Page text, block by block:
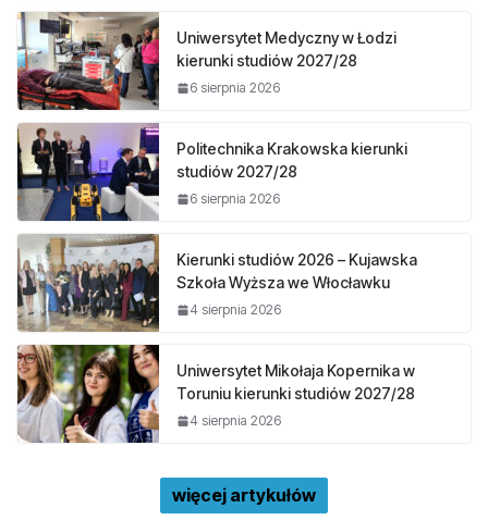
Uniwersytet Medyczny w Łodzi
kierunki studiów 2027/28
6 sierpnia 2026
Politechnika Krakowska kierunki
studiów 2027/28
6 sierpnia 2026
Kierunki studiów 2026 – Kujawska
Szkoła Wyższa we Włocławku
4 sierpnia 2026
Uniwersytet Mikołaja Kopernika w
Toruniu kierunki studiów 2027/28
4 sierpnia 2026
więcej artykułów